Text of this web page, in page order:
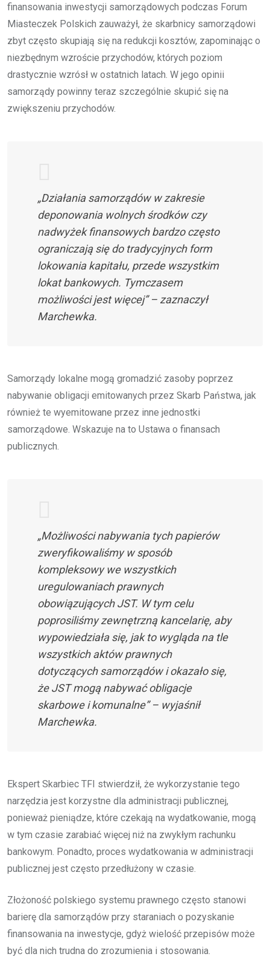
finansowania inwestycji samorządowych podczas Forum
Miasteczek Polskich zauważył, że skarbnicy samorządowi
zbyt często skupiają się na redukcji kosztów, zapominając o
niezbędnym wzroście przychodów, których poziom
drastycznie wzrósł w ostatnich latach. W jego opinii
samorządy powinny teraz szczególnie skupić się na
zwiększeniu przychodów.
„Działania samorządów w zakresie
deponowania wolnych środków czy
nadwyżek finansowych bardzo często
ograniczają się do tradycyjnych form
lokowania kapitału, przede wszystkim
lokat bankowych. Tymczasem
możliwości jest więcej” – zaznaczył
Marchewka.
Samorządy lokalne mogą gromadzić zasoby poprzez
nabywanie obligacji emitowanych przez Skarb Państwa, jak
również te wyemitowane przez inne jednostki
samorządowe. Wskazuje na to Ustawa o finansach
publicznych.
„Możliwości nabywania tych papierów
zweryfikowaliśmy w sposób
kompleksowy we wszystkich
uregulowaniach prawnych
obowiązujących JST. W tym celu
poprosiliśmy zewnętrzną kancelarię, aby
wypowiedziała się, jak to wygląda na tle
wszystkich aktów prawnych
dotyczących samorządów i okazało się,
że JST mogą nabywać obligacje
skarbowe i komunalne” – wyjaśnił
Marchewka.
Ekspert Skarbiec TFI stwierdził, że wykorzystanie tego
narzędzia jest korzystne dla administracji publicznej,
ponieważ pieniądze, które czekają na wydatkowanie, mogą
w tym czasie zarabiać więcej niż na zwykłym rachunku
bankowym. Ponadto, proces wydatkowania w administracji
publicznej jest często przedłużony w czasie.
Złożoność polskiego systemu prawnego często stanowi
barierę dla samorządów przy staraniach o pozyskanie
finansowania na inwestycje, gdyż wielość przepisów może
być dla nich trudna do zrozumienia i stosowania.